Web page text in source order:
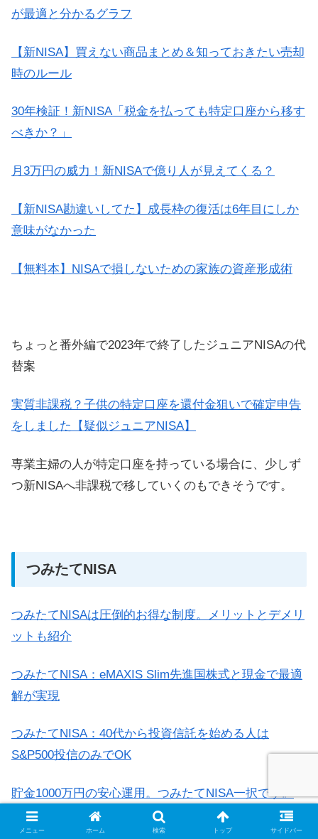
が最適と分かるグラフ
【新NISA】買えない商品まとめ＆知っておきたい売却
時のルール
30年検証！新NISA「税金を払っても特定口座から移す
べきか？」
月3万円の威力！新NISAで億り人が見えてくる？
【新NISA勘違いしてた】成長枠の復活は6年目にしか
意味がなかった
【無料本】NISAで損しないための家族の資産形成術
ちょっと番外編で2023年で終了したジュニアNISAの代
替案
実質非課税？子供の特定口座を還付金狙いで確定申告
をしました【疑似ジュニアNISA】
専業主婦の人が特定口座を持っている場合に、少しず
つ新NISAへ非課税で移していくのもできそうです。
つみたてNISA
つみたてNISAは圧倒的お得な制度。メリットとデメリ
ットも紹介
つみたてNISA：eMAXIS Slim先進国株式と現金で最適
解が実現
つみたてNISA：40代から投資信託を始める人は
S&P500投信のみでOK
貯金1000万円の安心運用。つみたてNISA一択です。
【手順と説明あり】
メニュー ホーム 検索 トップ サイドバー